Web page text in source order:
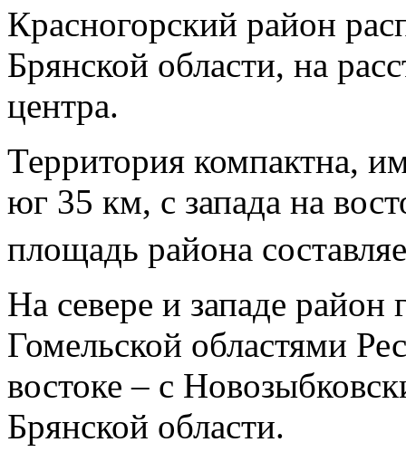
Красногорский район
Брянской области, на
центра.
Территория компактна,
юг 35 км, с запада на
площадь района
На севере и западе
Гомельской областями
востоке – с
Брянской области.